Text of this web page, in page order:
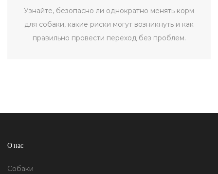
Узнайте, безопасно ли однократно менять корм
для собаки, какие риски могут возникнуть и как
правильно провести переход без проблем.
О нас
Собаки